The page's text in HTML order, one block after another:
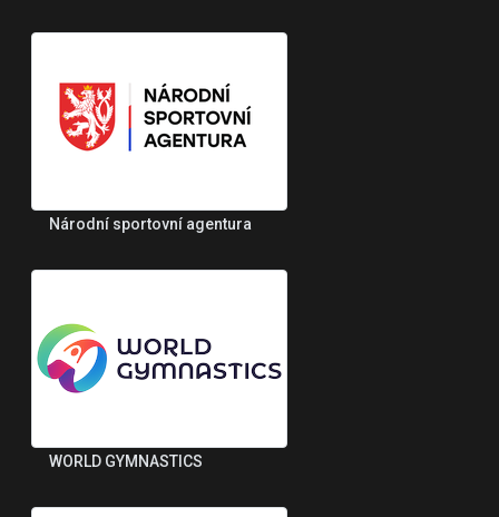
Národní sportovní agentura
WORLD GYMNASTICS